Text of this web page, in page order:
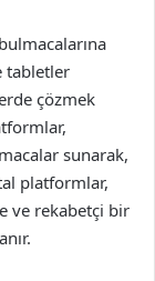
tabletler
çözmek
sunarak,
platformlar,
ve rekabetçi bir